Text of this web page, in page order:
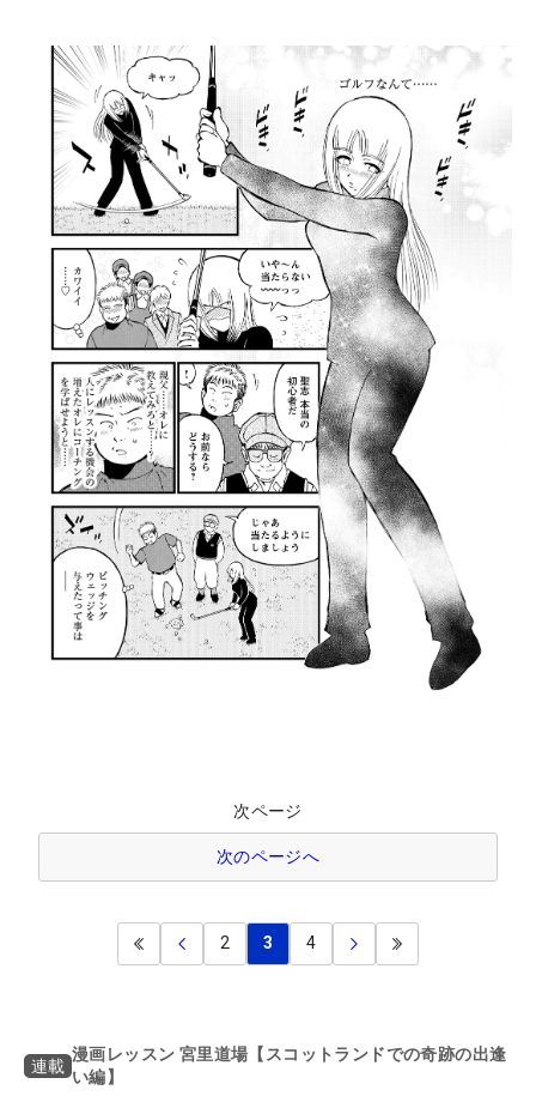
次ページ
次のページへ
2 3 4
連載
漫画レッスン 宮里道場【スコットランドでの奇跡の出逢
い編】